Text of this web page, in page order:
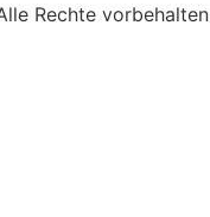
Rechte vorbehalten